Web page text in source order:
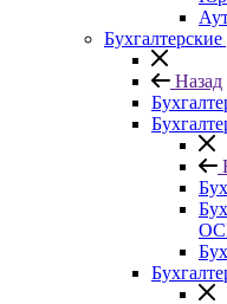
Бухгалтерские
Назад